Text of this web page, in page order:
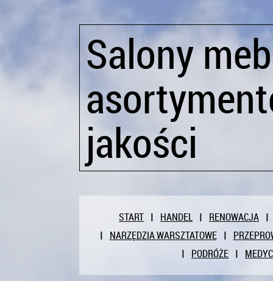
Salony
jakości
START HANDEL
RENOWACJA
NARZĘDZIA WARSZTATOWE
PODRÓŻE